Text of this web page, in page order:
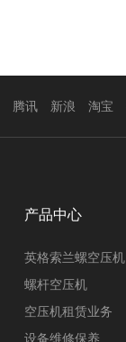
腾讯 新浪 淘宝
产品中心
英格索兰螺空压机
螺杆空压机
空压机租赁业务
设备维修保养